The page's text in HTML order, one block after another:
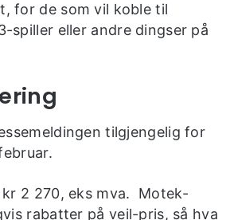
for de som vil koble til
spiller eller andre dingser på
tilgjengelig for
kr 2 270, eks mva. Motek-
rabatter på veil-pris, så hva